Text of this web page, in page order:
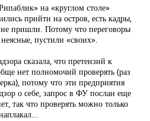
на «круглом столе»
прийти на остров, есть кадры,
пришли. Потому что переговоры
пустили «своих».
сказала, что претензий к
нет полномочий проверять (раз
потому что эти предприятия
о себе, запрос в ФУ послан еще
так что проверять можно только